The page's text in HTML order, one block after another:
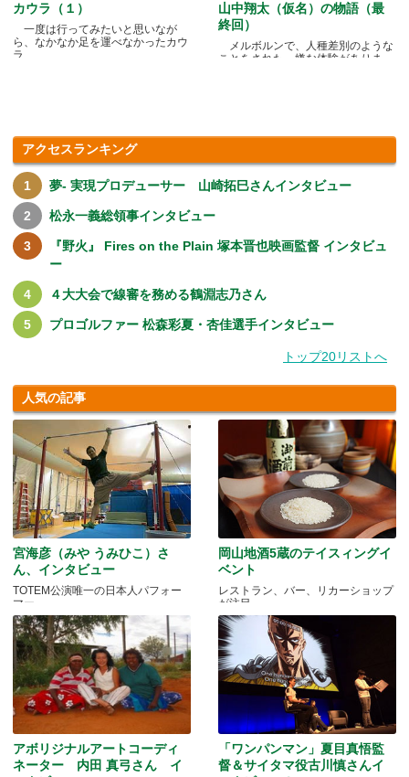
カウラ（１）
一度は行ってみたいと思いなが
ら、なかなか足を運べなかったカウ
ラ.....
山中翔太（仮名）の物語（最
終回）
メルボルンで、人種差別のような
ことをされた、嫌な体験がありま
アクセスランキング
夢- 実現プロデューサー 山崎拓巳さんインタビュー
松永一義総領事インタビュー
『野火』 Fires on the Plain 塚本晋也映画監督 インタビュ
ー
４大大会で線審を務める鶴淵志乃さん
プロゴルファー 松森彩夏・杏佳選手インタビュー
トップ20リストへ
人気の記事
宮海彦（みや うみひこ）さ
ん、インタビュー
TOTEM公演唯一の日本人パフォー
マー
岡山地酒5蔵のテイスィングイ
ベント
レストラン、バー、リカーショップ
が注目
アボリジナルアートコーディ
ネーター 内田 真弓さん イ
「ワンパンマン」夏目真悟監
督＆サイタマ役古川慎さんイ